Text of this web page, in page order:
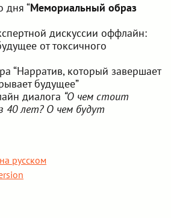
дня “Мемориальный образ
дискуссии оффлайн:
от токсичного
“Нарратив, который завершает
будущее”
диалога “О чем стоит
40 лет? О чем будут
русском